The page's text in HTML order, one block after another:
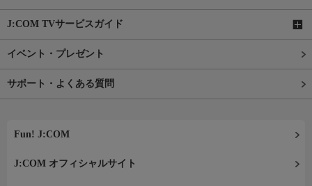
J:COM TVサービスガイド
イベント・プレゼント
サポート・よくある質問
Fun! J:COM
J:COM オフィシャルサイト